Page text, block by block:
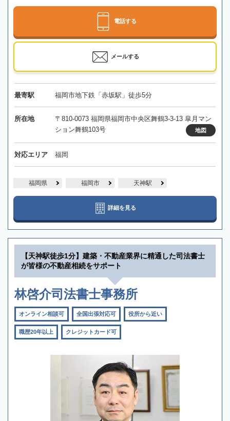
電話する
メールする
最寄駅 福岡市地下鉄「赤坂駅」徒歩5分
所在地
〒810-0073 福岡県福岡市中央区舞鶴3-3-13 皐月マン
ション舞鶴103号
地図
対応エリア 福岡
福岡県 福岡市 天神駅
詳細を見る
【天神駅徒歩1分】建築・不動産業界に精通した司法書士
が皆様の不動産相続をサポート
林啓介司法書士事務所
オンライン相談可 全国出張対応可 役所から近い
職歴20年以上 クレジットカード可